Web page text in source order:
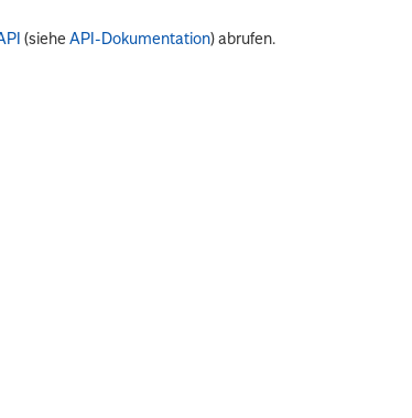
(sieheAPI-Dokumentation) abrufen.